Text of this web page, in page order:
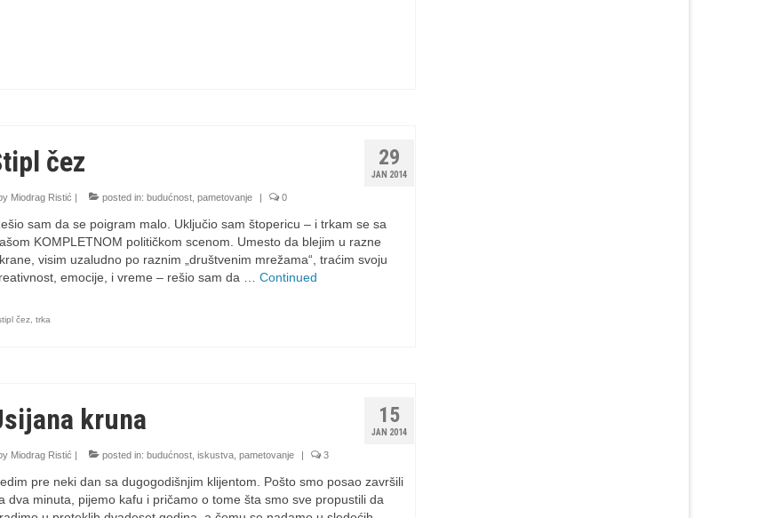
29
JAN 2014
čez
Miodrag Ristić | posted in: budućnost, pametovanje | 0
sam da se poigram malo. Uključio sam štopericu – i trkam se sa
KOMPLETNOM političkom scenom. Umesto da blejim u razne
visim uzaludno po raznim „društvenim mrežama“, traćim svoju
emocije, i vreme – rešio sam da … Continued
čez, trka
15
JAN 2014
kruna
Miodrag Ristić posted in: budućnost, iskustva, pametovanje 3
pre neki dan sa dugogodišnjim klijentom. Pošto smo posao završili
dva minuta, pijemo kafu i pričamo o tome šta smo sve propustili da